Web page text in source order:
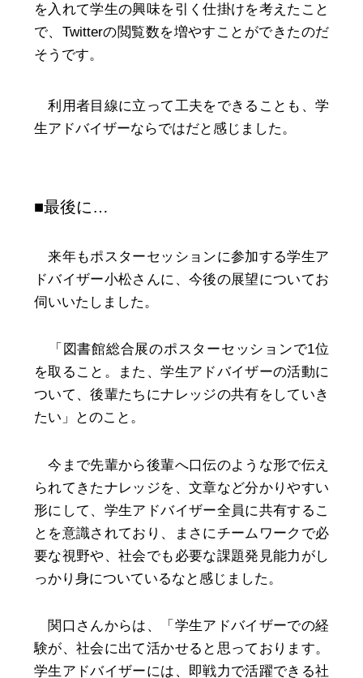
を入れて学生の興味を引く仕掛けを考えたこと
で、Twitterの閲覧数を増やすことができたのだ
そうです。
利用者目線に立って工夫をできることも、学
生アドバイザーならではだと感じました。
■最後に…
来年もポスターセッションに参加する学生ア
ドバイザー小松さんに、今後の展望についてお
伺いいたしました。
「図書館総合展のポスターセッションで1位
を取ること。また、学生アドバイザーの活動に
ついて、後輩たちにナレッジの共有をしていき
たい」とのこと。
今まで先輩から後輩へ口伝のような形で伝え
られてきたナレッジを、文章など分かりやすい
形にして、学生アドバイザー全員に共有するこ
とを意識されており、まさにチームワークで必
要な視野や、社会でも必要な課題発見能力がし
っかり身についているなと感じました。
関口さんからは、「学生アドバイザーでの経
験が、社会に出て活かせると思っております。
学生アドバイザーには、即戦力で活躍できる社